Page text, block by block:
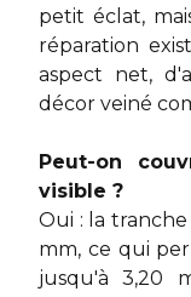
petit éclat,
réparation
aspect net,
décor veiné
Peut-on
visible ?
Oui : la
mm, ce qui
jusqu'à 3,20